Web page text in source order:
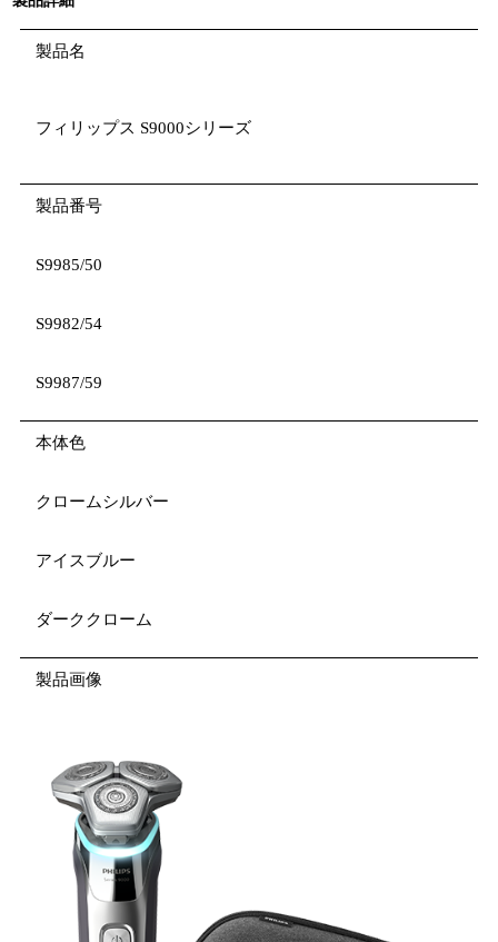
製品名
フィリップス S9000シリーズ
製品番号
S9985/50
S9982/54
S9987/59
本体色
クロームシルバー
アイスブルー
ダーククローム
製品画像